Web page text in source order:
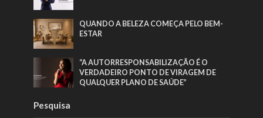
QUANDO A BELEZA COMEÇA PELO BEM-
ESTAR
“A AUTORRESPONSABILIZAÇÃO É O
VERDADEIRO PONTO DE VIRAGEM DE
QUALQUER PLANO DE SAÚDE”
Pesquisa